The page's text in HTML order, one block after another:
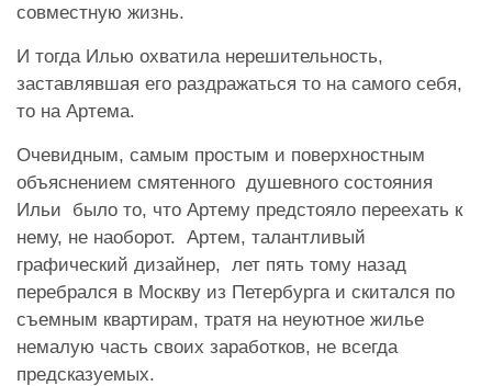
совместную жизнь.
И тогда Илью охватила нерешительность,
заставлявшая его раздражаться то на самого себя,
то на Артема.
Очевидным, самым простым и поверхностным
объяснением смятенного душевного состояния
Ильи было то, что Артему предстояло переехать к
нему, не наоборот. Артем, талантливый
графический дизайнер, лет пять тому назад
перебрался в Москву из Петербурга и скитался по
съемным квартирам, тратя на неуютное жилье
немалую часть своих заработков, не всегда
предсказуемых.